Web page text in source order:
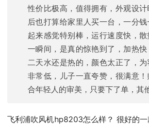
性价比极高，值得拥有，外观设
后也打算给家里人买一台，一分
起来感觉特别棒，运行速度快，
一瞬间，是真的惊艳到了，加热
二天水还是热的，颜色太正了，
非常低，儿子一直夸赞，很满意
合年轻人的审美，只要下了单，其
飞利浦吹风机hp8203怎么样？ 很好的